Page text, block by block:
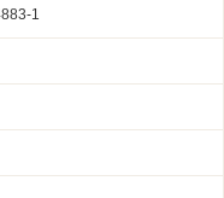
1